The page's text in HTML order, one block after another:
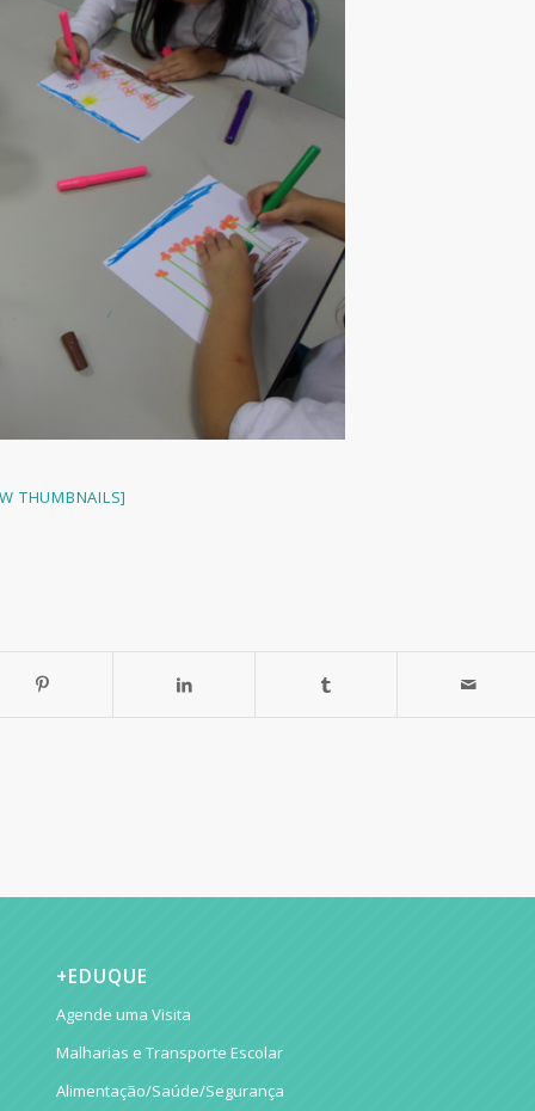
THUMBNAILS]
+EDUQUE
Agende uma Visita
Malharias e Transporte Escolar
Alimentação/Saúde/Segurança